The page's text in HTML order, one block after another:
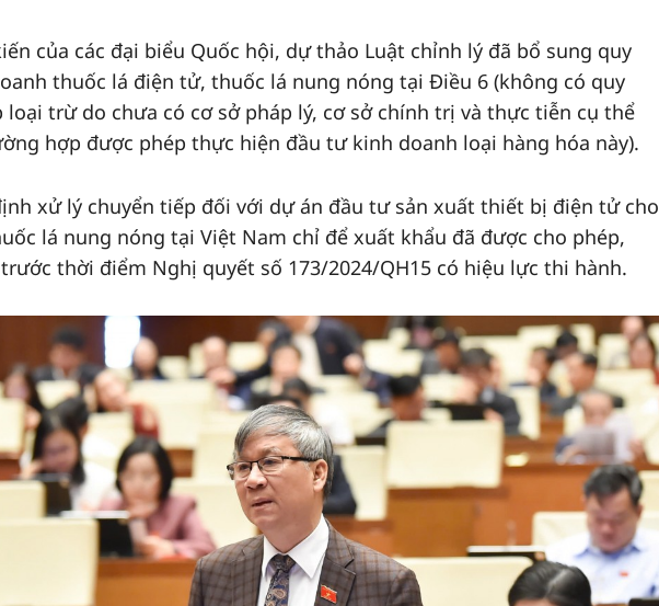
của các đại biểu Quốc hội, dự thảo Luật chỉnh lý đã bổ sung quy
thuốc lá điện tử, thuốc lá nung nóng tại Điều 6 (không có quy
trừ do chưa có cơ sở pháp lý, cơ sở chính trị và thực tiễn cụ thể
hợp được phép thực hiện đầu tư kinh doanh loại hàng hóa này).
xử lý chuyển tiếp đối với dự án đầu tư sản xuất thiết bị điện tử cho
lá nung nóng tại Việt Nam chỉ để xuất khẩu đã được cho phép,
thời điểm Nghị quyết số 173/2024/QH15 có hiệu lực thi hành.